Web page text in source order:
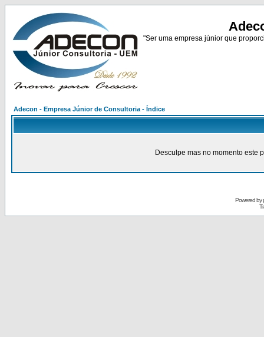
"Ser uma empresa júnior que
Adecon - Empresa Júnior de Consultoria - Índice
Desculpe mas no momento este
Powered by